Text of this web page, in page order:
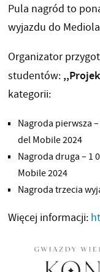
Pula nagród to
wyjazdu do
Organizator
studentów:
kategorii:
Nagroda pierwsza
del Mobile 2024
Nagroda druga – 1
Mobile 2024
Nagroda trzecia
Więcej informacji: